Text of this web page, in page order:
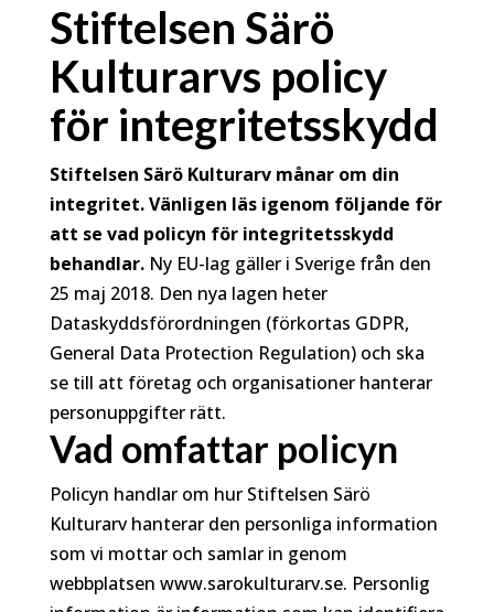
Stiftelsen Särö
Kulturarvs policy
för integritetsskydd
Stiftelsen Särö Kulturarv månar om din
integritet. Vänligen läs igenom följande för
att se vad policyn för integritetsskydd
behandlar. Ny EU-lag gäller i Sverige från den
25 maj 2018. Den nya lagen heter
Dataskyddsförordningen (förkortas GDPR,
General Data Protection Regulation) och ska
se till att företag och organisationer hanterar
personuppgifter rätt.
Vad omfattar policyn
Policyn handlar om hur Stiftelsen Särö
Kulturarv hanterar den personliga information
som vi mottar och samlar in genom
webbplatsen www.sarokulturarv.se. Personlig